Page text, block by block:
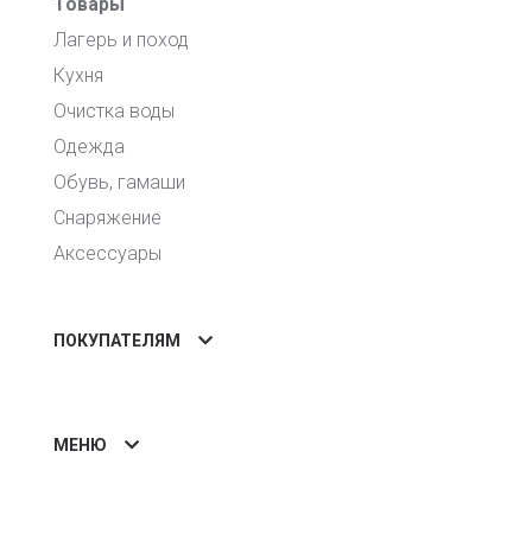
Лагерь и поход
Кухня
Очистка воды
Одежда
Обувь, гамаши
Снаряжение
Аксессуары
ПОКУПАТЕЛЯМ
МЕНЮ